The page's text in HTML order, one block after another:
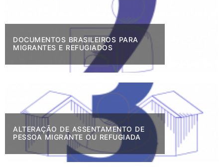
DOCUMENTOS BRASILEIROS PARA
MIGRANTES E REFUGIADOS
ALTERAÇÃO DE ASSENTAMENTO DE
PESSOA MIGRANTE OU REFUGIADA